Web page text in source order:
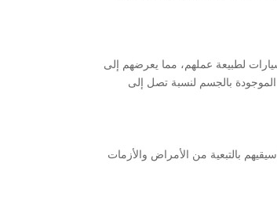
لطبيعة عملهم، مما يعرضهم إلى
بالجسم لنسبة تصل إلى
بالتبعية من الأمراض والأزمات